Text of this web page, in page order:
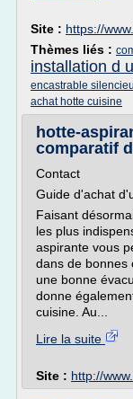
Site : https://
Thèmes liés :
installation d
encastrable
achat hotte cuisine
hotte-
comparatif
Contact
Guide d'achat
Faisant
les plus
aspirante vous
dans de bonnes
une bonne
donne
cuisine. Au...
Lire la suite
Site : http://